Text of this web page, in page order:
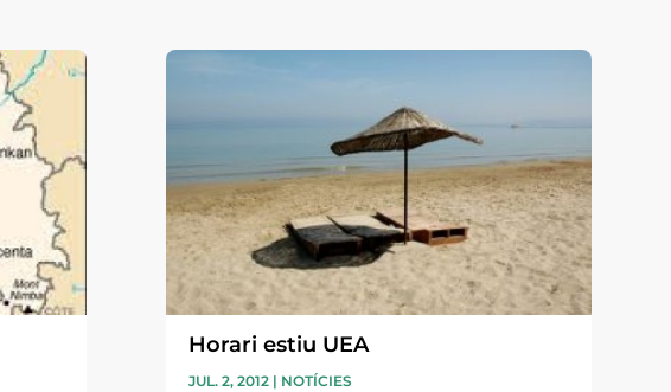
Horari estiu UEA
JUL. 2, 2012| NOTÍCIES